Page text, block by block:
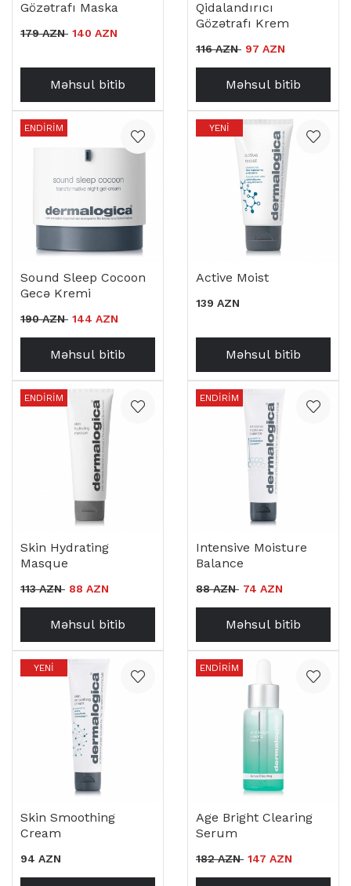
Gözətrafı Maska
179 AZN 140 AZN
Məhsul bitib
Qidalandırıcı
Gözətrafı Krem
116 AZN 97 AZN
Məhsul bitib
ENDIRIM
Sound Sleep Cocoon
Gecə Kremi
190 AZN 144 AZN
Məhsul bitib
YENI
Active Moist
139 AZN
Məhsul bitib
ENDIRIM
Skin Hydrating
Masque
113 AZN 88 AZN
Məhsul bitib
ENDIRIM
Intensive Moisture
Balance
88 AZN 74 AZN
Məhsul bitib
YENI
Skin Smoothing
Cream
94 AZN
ENDIRIM
Age Bright Clearing
Serum
182 AZN 147 AZN